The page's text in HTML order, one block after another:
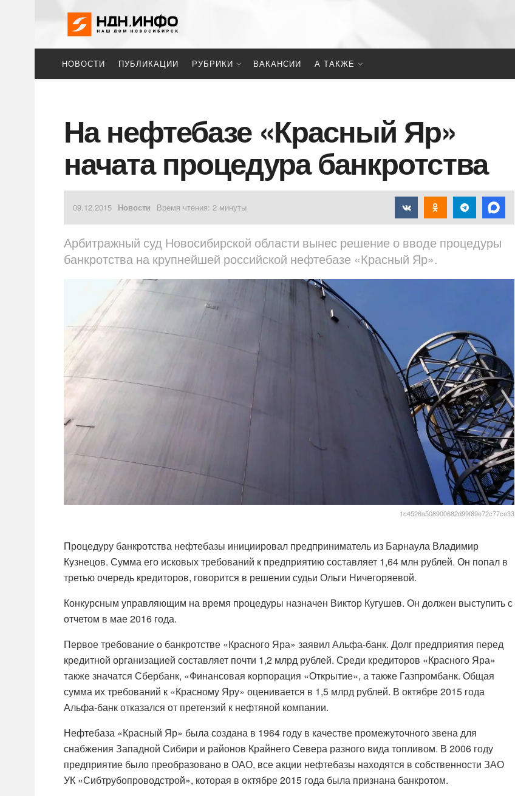
НОВОСТИ ПУБЛИКАЦИИ РУБРИКИ ВАКАНСИИ А ТАКЖЕ
На нефтебазе «Красный Яр»
начата процедура банкротства
09.12.2015 Новости Время чтения: 2 минуты
Арбитражный суд Новосибирской области вынес решение о вводе процедуры
банкротства на крупнейшей российской нефтебазе «Красный Яр».
1c4526a508900682d99f89e72c77ce33
Процедуру банкротства нефтебазы инициировал предприниматель из Барнаула Владимир
Кузнецов. Сумма его исковых требований к предприятию составляет 1,64 млн рублей. Он попал в
третью очередь кредиторов, говорится в решении судьи Ольги Ничегоряевой.
Конкурсным управляющим на время процедуры назначен Виктор Кугушев. Он должен выступить с
отчетом в мае 2016 года.
Первое требование о банкротстве «Красного Яра» заявил Альфа-банк. Долг предприятия перед
кредитной организацией составляет почти 1,2 млрд рублей. Среди кредиторов «Красного Яра»
также значатся Сбербанк, «Финансовая корпорация «Открытие», а также Газпромбанк. Общая
сумма их требований к «Красному Яру» оценивается в 1,5 млрд рублей. В октябре 2015 года
Альфа-банк отказался от претензий к нефтяной компании.
Нефтебаза «Красный Яр» была создана в 1964 году в качестве промежуточного звена для
снабжения Западной Сибири и районов Крайнего Севера разного вида топливом. В 2006 году
предприятие было преобразовано в ОАО, все акции нефтебазы находятся в собственности ЗАО
УК «Сибтрубопроводстрой», которая в октябре 2015 года была признана банкротом.